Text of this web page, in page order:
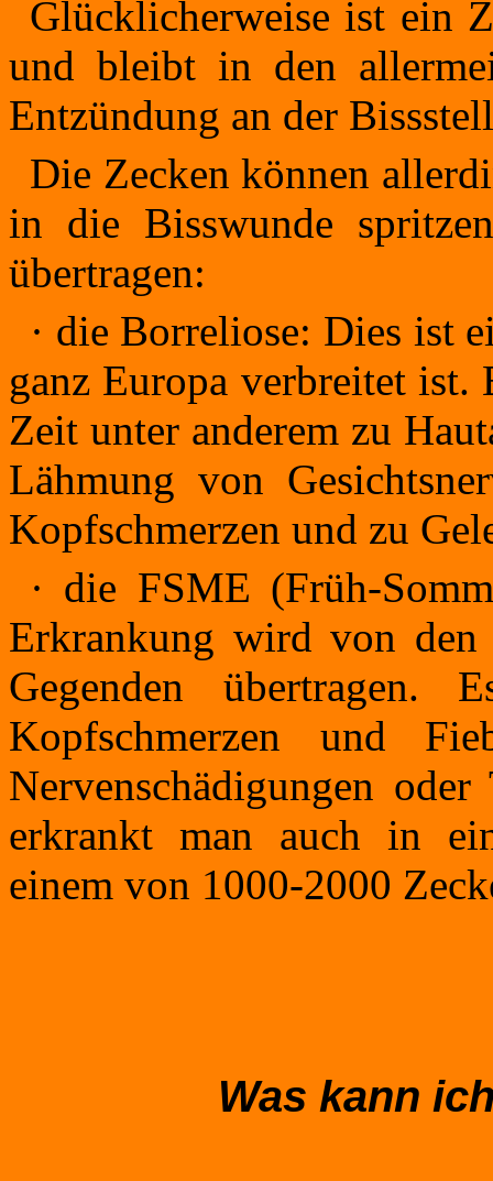
Glücklicherweise ist ein
und bleibt in den
Entzündung an der
Die Zecken können
in die Bisswunde
übertragen:
· die Borreliose: Dies ist
ganz Europa verbreitet ist.
Zeit unter anderem zu
Lähmung von
Kopfschmerzen und zu
· die FSME (Früh-
Erkrankung wird von
Gegenden
Kopfschmerzen und
Nervenschädigungen
erkrankt man auch in
einem von 1000-2000
Was kann